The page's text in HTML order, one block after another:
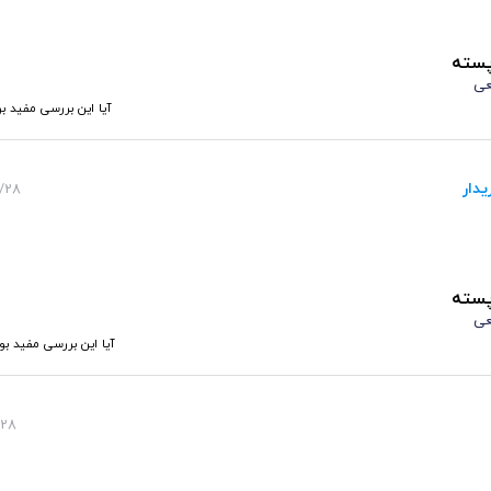
منبع انرژی سالم و مقوی مورد استفاده قرار گیرد. ارزش غذایی کره
مزایای آن
7 گرم
های بدن و عملکرد صحیح سیستم ایمنی بدن
5/7میلی گرم
آیا این بررسی مفید
آیا این بررسی مفید